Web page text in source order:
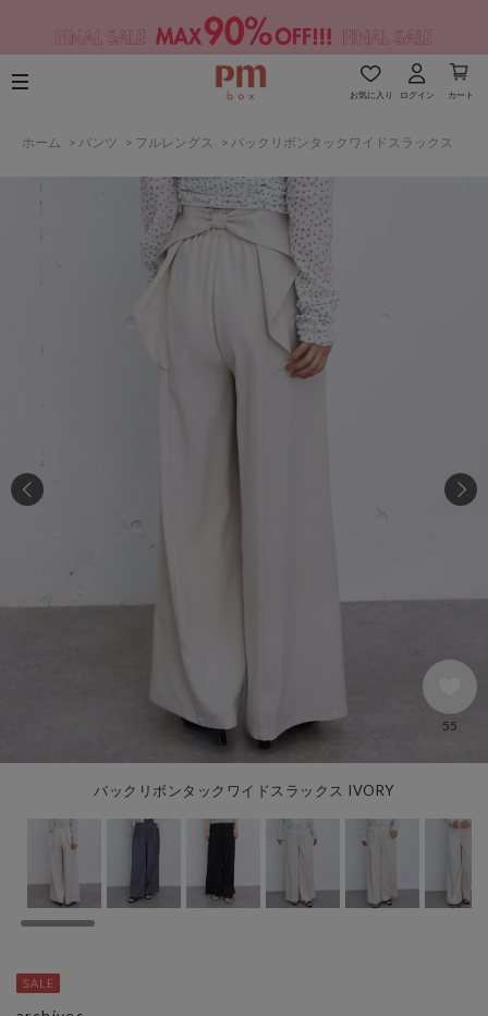
お気に入り ログイン カート
ホーム > パンツ > フルレングス > バックリボンタックワイドスラックス
バックリボンタックワイドスラックス IVORY
55